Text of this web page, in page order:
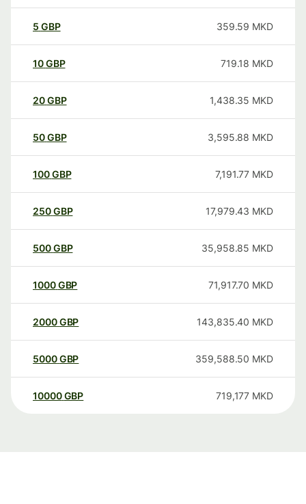
5 GBP 359.59 MKD
10GBP 719.18 MKD
20GBP 1,438.35 MKD
50GBP 3,595.88 MKD
100GBP 7,191.77 MKD
250GBP 17,979.43 MKD
500GBP 35,958.85 MKD
1000GBP 71,917.70 MKD
2000GBP 143,835.40 MKD
5000GBP 359,588.50 MKD
10000 GBP 719,177 MKD